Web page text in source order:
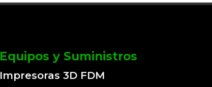
Equipos y Suministros
Impresoras 3D FDM